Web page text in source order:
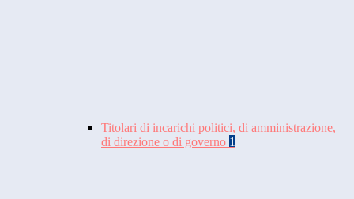
Titolari di incarichi politici, di amministrazione,
di direzione o di governo 1